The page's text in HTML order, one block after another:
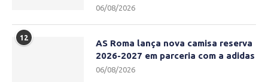
06/08/2026
12
AS Roma lança nova camisa reserva
2026-2027 em parceria com a adidas
06/08/2026